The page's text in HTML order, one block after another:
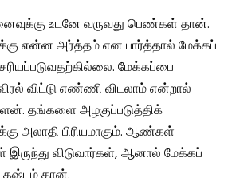
உடனே வருவது பெண்கள் தான்.
என்ன அர்த்தம் என பார்த்தால் மேக்கப்
மேக்கப்பை
விட்டு எண்ணி விடலாம் என்றால்
தங்களை அழகுப்படுத்திக்
அலாதி பிரியமாகும். ஆண்கள்
விடுவார்கள், ஆனால் மேக்கப்